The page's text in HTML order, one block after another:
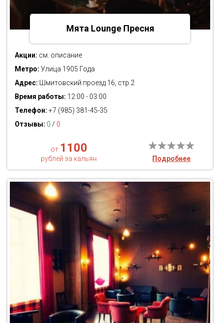
Мята Lounge Пресня
Акции: см. описание
Метро: Улица 1905 Года
Адрес: Шмитовский проезд 16, стр.2
Время работы: 12:00 - 03:00
Телефон: +7 (985) 381-45-35
Отзывы: 0 / 0
от 1100
рублей за кальян Подробнее